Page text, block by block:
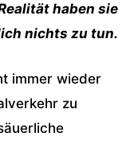
haben sie
nichts zu tun.
immer wieder
zu